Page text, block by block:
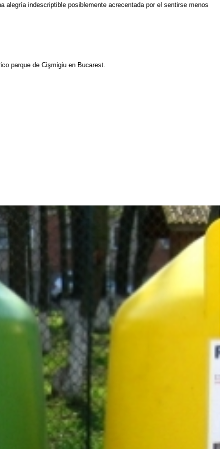
alegría indescriptible posiblemente acrecentada por el sentirse menos
parque de Cişmigiu en Bucarest.